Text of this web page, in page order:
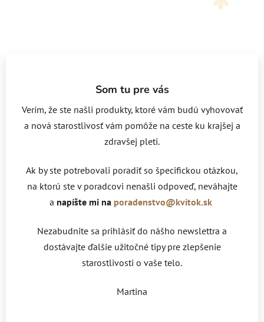
Som tu pre vás
Verím, že ste našli produkty, ktoré vám budú vyhovovať
a nová starostlivosť vám pomôže na ceste ku krajšej a
zdravšej pleti.
Ak by ste potrebovali poradiť so špecifickou otázkou,
na ktorú ste v poradcovi nenašli odpoveď, neváhajte
a napíšte mi na poradenstvo@kvitok.sk
Nezabudnite sa prihlásiť do nášho newslettra a
dostávajte ďalšie užitočné tipy pre zlepšenie
starostlivosti o vaše telo.
Martina